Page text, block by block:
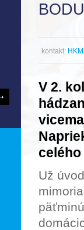
BODU
kontakt:
V 2.
Už